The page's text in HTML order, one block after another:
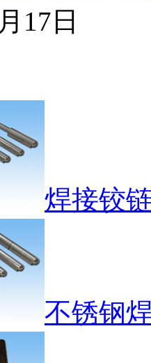
17日
焊接铰
不锈钢